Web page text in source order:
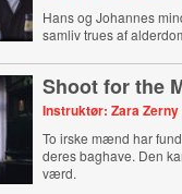
Hans og Johannes
samliv trues af
Shoot for the
Instruktør: Zara Zerny
To irske mænd har
deres baghave. Den
værd.